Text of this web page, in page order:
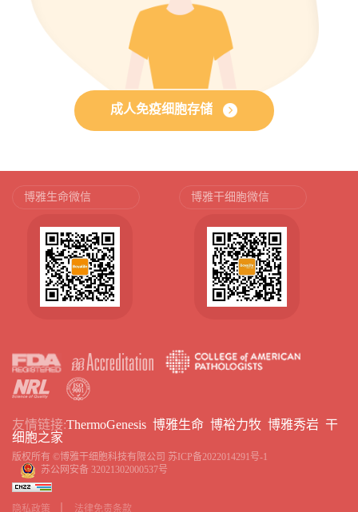
成人免疫细胞存储
博雅生命微信 博雅干细胞微信
友情链接:ThermoGenesis 博雅生命 博裕力牧 博雅秀岩 干
细胞之家
版权所有 ©博雅干细胞科技有限公司 苏ICP备2022014291号-1
苏公网安备 32021302000537号
隐私政策 法律免责条款